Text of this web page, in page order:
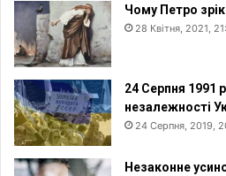
Чому Петро
28 Квітня, 2021,
24 Серпня 1991
незалежності
24 Серпня, 2019,
Незаконне